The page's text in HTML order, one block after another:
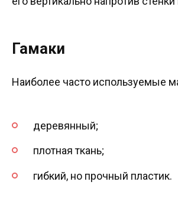
Гамаки
Наиболее часто используемые
деревянный;
плотная ткань;
гибкий, но прочный пластик.